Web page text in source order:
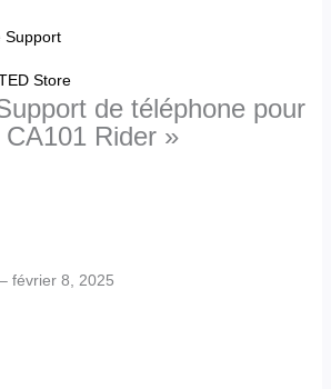
Support
Store
de téléphone pour
Rider »
– février 8, 2025